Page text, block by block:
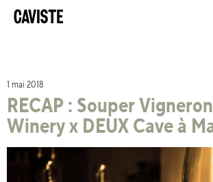
1 mai 2018
RECAP : Souper
Winery x DEUX Cave à